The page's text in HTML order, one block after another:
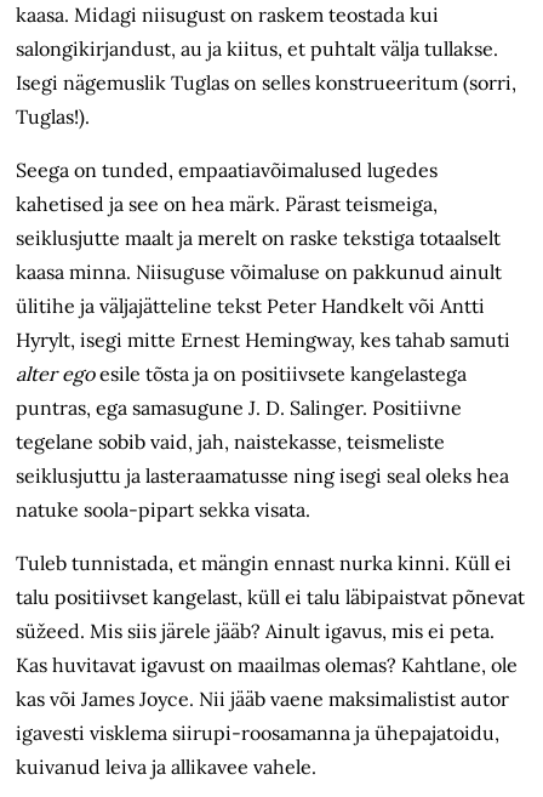
kaasa. Midagi niisugust on raskem teostada kui
salongikirjandust, au ja kiitus, et puhtalt välja tullakse.
Isegi nägemuslik Tuglas on selles konstrueeritum (sorri,
Tuglas!).
Seega on tunded, empaatiavõimalused lugedes
kahetised ja see on hea märk. Pärast teismeiga,
seiklusjutte maalt ja merelt on raske tekstiga totaalselt
kaasa minna. Niisuguse võimaluse on pakkunud ainult
ülitihe ja väljajätteline tekst Peter Handkelt või Antti
Hyrylt, isegi mitte Ernest Hemingway, kes tahab samuti
alter egoesile tõsta ja on positiivsete kangelastega
puntras, ega samasugune J. D. Salinger. Positiivne
tegelane sobib vaid, jah, naistekasse, teismeliste
seiklusjuttu ja lasteraamatusse ning isegi seal oleks hea
natuke soola-pipart sekka visata.
Tuleb tunnistada, et mängin ennast nurka kinni. Küll ei
talu positiivset kangelast, küll ei talu läbipaistvat põnevat
süžeed. Mis siis järele jääb? Ainult igavus, mis ei peta.
Kas huvitavat igavust on maailmas olemas? Kahtlane, ole
kas või James Joyce. Nii jääb vaene maksimalistist autor
igavesti visklema siirupi-roosamanna ja ühepajatoidu,
kuivanud leiva ja allikavee vahele.